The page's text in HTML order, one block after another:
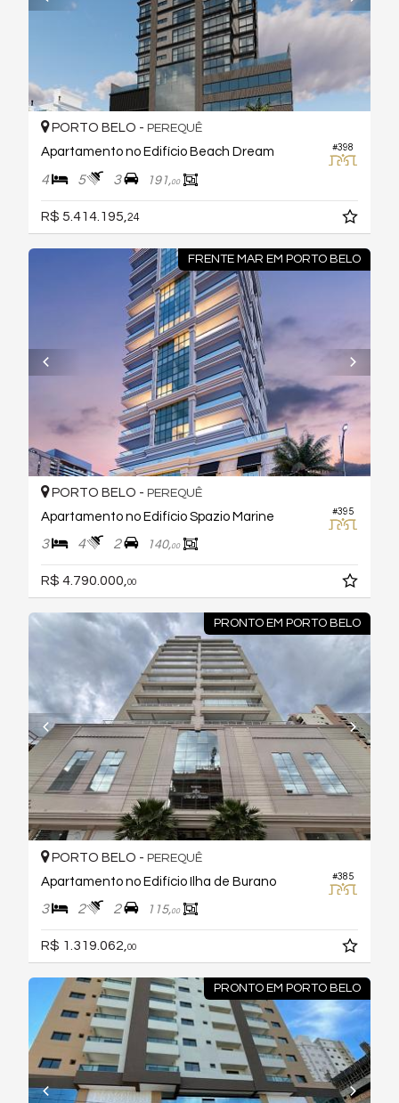
#398
PORTO BELO - PEREQUÊ
Apartamento no Edifício Beach Dream
4 5 3 191,00
R$ 5.414.195, 24
FRENTE MAR EM PORTO BELO
#395
PORTO BELO - PEREQUÊ
Apartamento no Edifício Spazio Marine
3 4 2 140,00
R$ 4.790.000,00
PRONTO EM PORTO BELO
#385
PORTO BELO - PEREQUÊ
Apartamento no Edifício Ilha de Burano
3 2 2 115,00
R$ 1.319.062, 00
PRONTO EM PORTO BELO